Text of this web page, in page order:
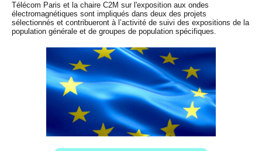
Télécom Paris et la chaire C2M sur l'exposition aux ondes
électromagnétiques sont impliqués dans deux des projets
sélectionnés et contribueront à l’activité de suivi des expositions de la
population générale et de groupes de population spécifiques.